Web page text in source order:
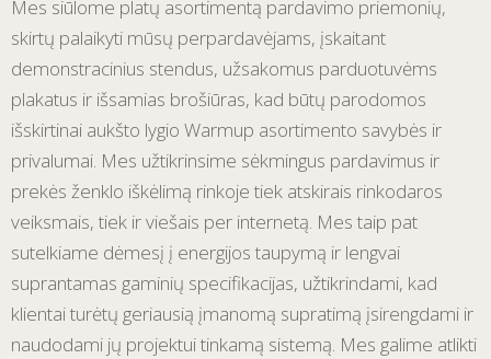
Mes siūlome platų asortimentą pardavimo priemonių,
skirtų palaikyti mūsų perpardavėjams, įskaitant
demonstracinius stendus, užsakomus parduotuvėms
plakatus ir išsamias brošiūras, kad būtų parodomos
išskirtinai aukšto lygio Warmup asortimento savybės ir
privalumai. Mes užtikrinsime sėkmingus pardavimus ir
prekės ženklo iškėlimą rinkoje tiek atskirais rinkodaros
veiksmais, tiek ir viešais per internetą. Mes taip pat
sutelkiame dėmesį į energijos taupymą ir lengvai
suprantamas gaminių specifikacijas, užtikrindami, kad
klientai turėtų geriausią įmanomą supratimą įsirengdami ir
naudodami jų projektui tinkamą sistemą. Mes galime atlikti